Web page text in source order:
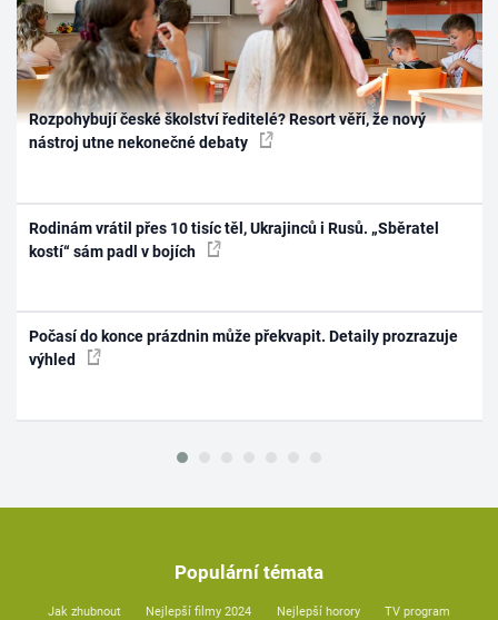
Rozpohybují české školství ředitelé? Resort věří, že nový
nástroj utne nekonečné debaty
Rodinám vrátil přes 10 tisíc těl, Ukrajinců i Rusů. „Sběratel
kostí“ sám padl v bojích
Počasí do konce prázdnin může překvapit. Detaily prozrazuje
výhled
Populární témata
Jak zhubnout Nejlepší filmy 2024 Nejlepší horory TV program